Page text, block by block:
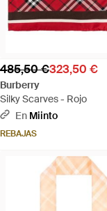
485,50 €323,50 €
Burberry
Silky Scarves - Rojo
En Miinto
REBAJAS